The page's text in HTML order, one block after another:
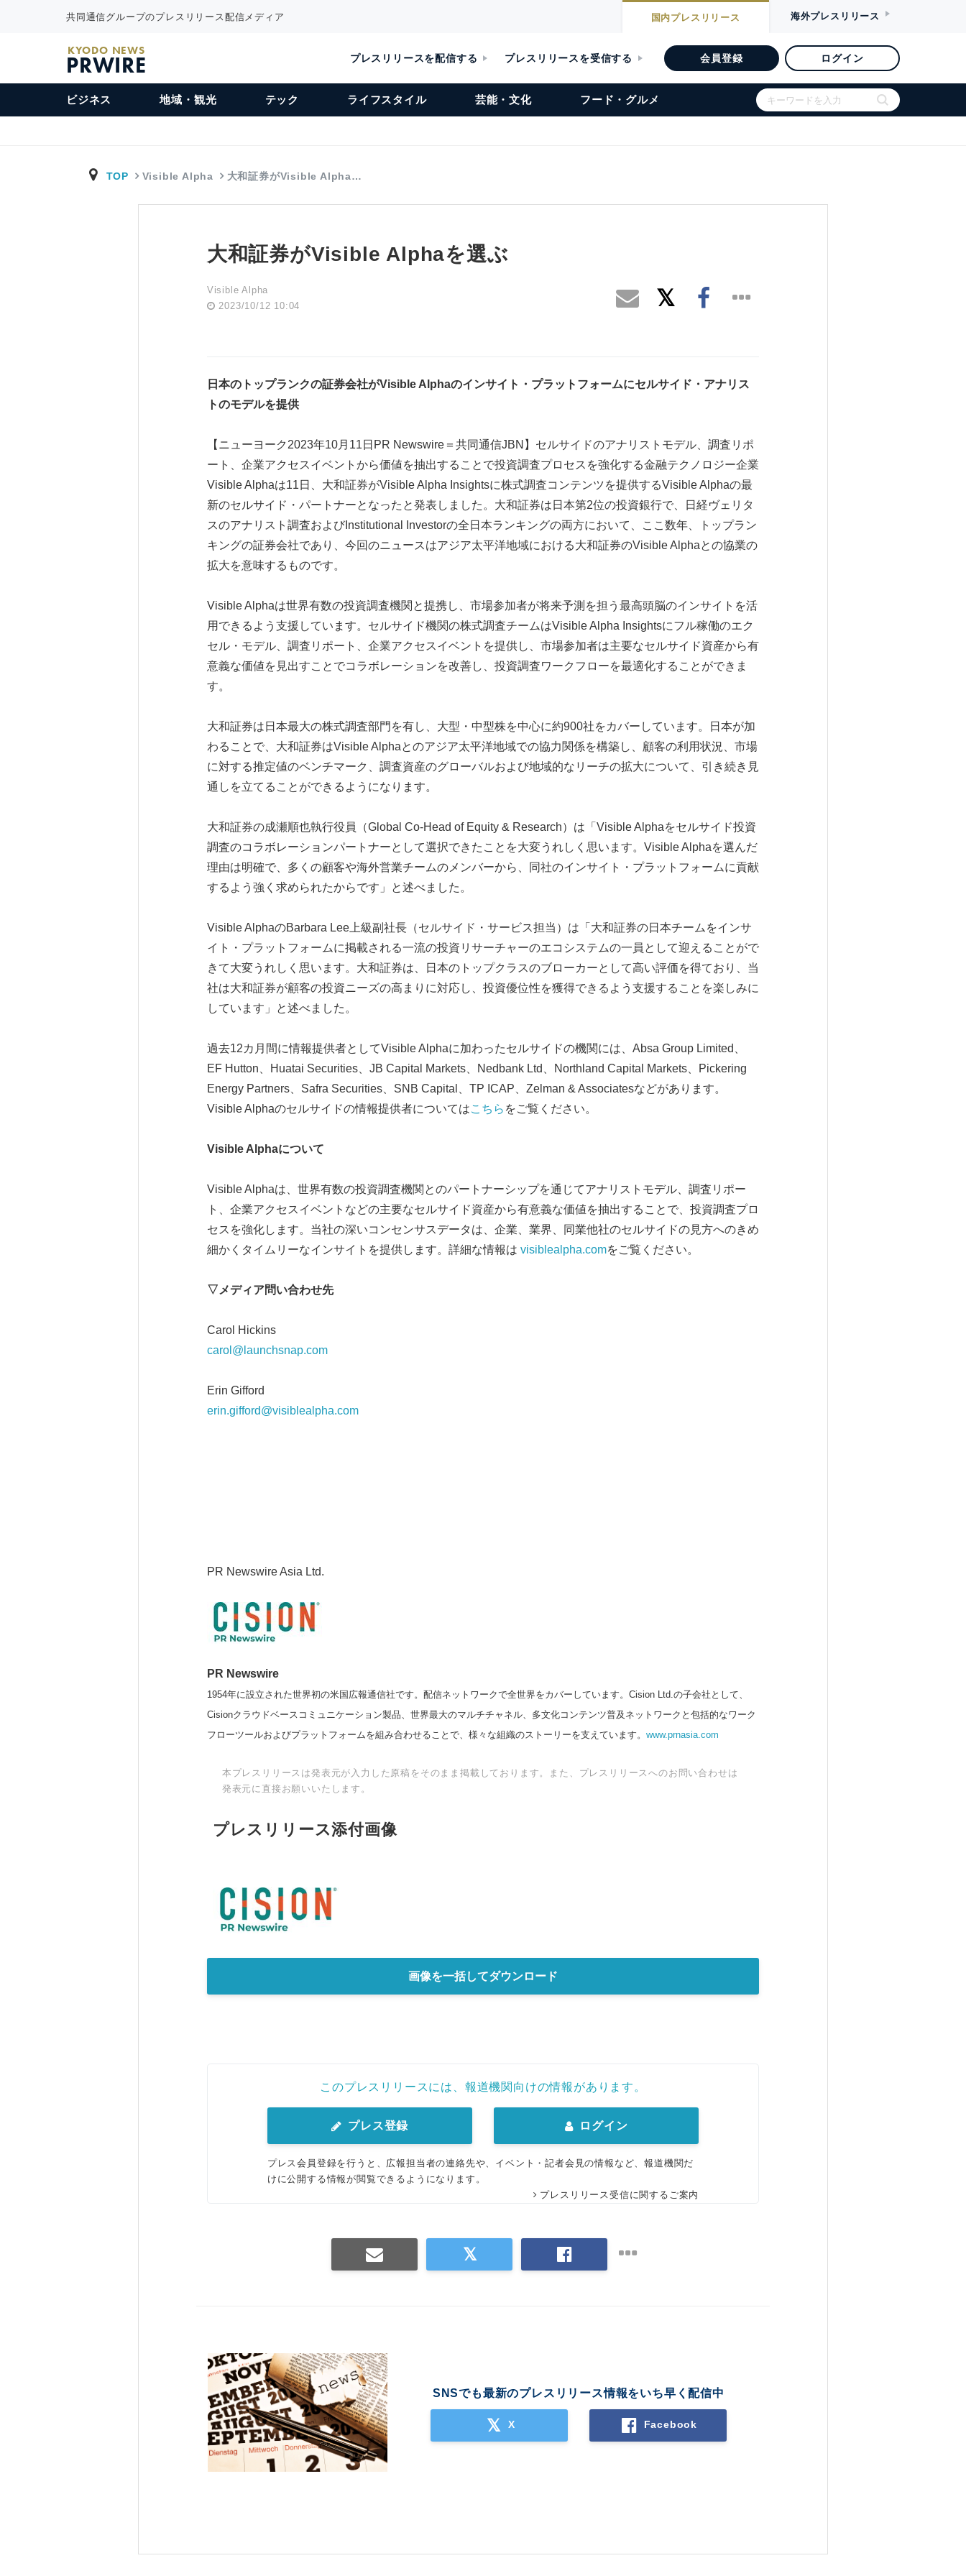
共同通信グループのプレスリリース配信メディア 国内プレスリリース 海外プレスリリース
KYODO NEWS
PRWIRE プレスリリースを配信する プレスリリースを受信する 会員登録 ログイン
ビジネス 地域・観光 テック ライフスタイル 芸能・文化 フード・グルメ
TOP Visible Alpha 大和証券がVisible Alpha…
大和証券がVisible Alphaを選ぶ
Visible Alpha
2023/10/12 10:04
日本のトップランクの証券会社がVisible Alphaのインサイト・プラットフォームにセルサイド・アナリス
トのモデルを提供
【ニューヨーク2023年10月11日PR Newswire＝共同通信JBN】セルサイドのアナリストモデル、調査リポ
ート、企業アクセスイベントから価値を抽出することで投資調査プロセスを強化する金融テクノロジー企業
Visible Alphaは11日、大和証券がVisible Alpha Insightsに株式調査コンテンツを提供するVisible Alphaの最
新のセルサイド・パートナーとなったと発表しました。大和証券は日本第2位の投資銀行で、日経ヴェリタ
スのアナリスト調査およびInstitutional Investorの全日本ランキングの両方において、ここ数年、トップラン
キングの証券会社であり、今回のニュースはアジア太平洋地域における大和証券のVisible Alphaとの協業の
拡大を意味するものです。
Visible Alphaは世界有数の投資調査機関と提携し、市場参加者が将来予測を担う最高頭脳のインサイトを活
用できるよう支援しています。セルサイド機関の株式調査チームはVisible Alpha Insightsにフル稼働のエク
セル・モデル、調査リポート、企業アクセスイベントを提供し、市場参加者は主要なセルサイド資産から有
意義な価値を見出すことでコラボレーションを改善し、投資調査ワークフローを最適化することができま
す。
大和証券は日本最大の株式調査部門を有し、大型・中型株を中心に約900社をカバーしています。日本が加
わることで、大和証券はVisible Alphaとのアジア太平洋地域での協力関係を構築し、顧客の利用状況、市場
に対する推定値のベンチマーク、調査資産のグローバルおよび地域的なリーチの拡大について、引き続き見
通しを立てることができるようになります。
大和証券の成瀬順也執行役員（Global Co-Head of Equity & Research）は「Visible Alphaをセルサイド投資
調査のコラボレーションパートナーとして選択できたことを大変うれしく思います。Visible Alphaを選んだ
理由は明確で、多くの顧客や海外営業チームのメンバーから、同社のインサイト・プラットフォームに貢献
するよう強く求められたからです」と述べました。
Visible AlphaのBarbara Lee上級副社長（セルサイド・サービス担当）は「大和証券の日本チームをインサ
イト・プラットフォームに掲載される一流の投資リサーチャーのエコシステムの一員として迎えることがで
きて大変うれしく思います。大和証券は、日本のトップクラスのブローカーとして高い評価を得ており、当
社は大和証券が顧客の投資ニーズの高まりに対応し、投資優位性を獲得できるよう支援することを楽しみに
しています」と述べました。
過去12カ月間に情報提供者としてVisible Alphaに加わったセルサイドの機関には、Absa Group Limited、
EF Hutton、Huatai Securities、JB Capital Markets、Nedbank Ltd、Northland Capital Markets、Pickering
Energy Partners、Safra Securities、SNB Capital、TP ICAP、Zelman & Associatesなどがあります。
Visible Alphaのセルサイドの情報提供者についてはこちら をご覧ください。
Visible Alphaについて
Visible Alphaは、世界有数の投資調査機関とのパートナーシップを通じてアナリストモデル、調査リポー
ト、企業アクセスイベントなどの主要なセルサイド資産から有意義な価値を抽出することで、投資調査プロ
セスを強化します。当社の深いコンセンサスデータは、企業、業界、同業他社のセルサイドの見方へのきめ
細かくタイムリーなインサイトを提供します。詳細な情報は visiblealpha.comをご覧ください。
▽メディア問い合わせ先
Carol Hickins
carol@launchsnap.com
Erin Gifford
erin.gifford@visiblealpha.com
PR Newswire Asia Ltd.
PR Newswire
1954年に設立された世界初の米国広報通信社です。配信ネットワークで全世界をカバーしています。Cision Ltd.の子会社として、
Cisionクラウドベースコミュニケーション製品、世界最大のマルチチャネル、多文化コンテンツ普及ネットワークと包括的なワーク
フローツールおよびプラットフォームを組み合わせることで、様々な組織のストーリーを支えています。 www.prnasia.com
本プレスリリースは発表元が入力した原稿をそのまま掲載しております。また、プレスリリースへのお問い合わせは
発表元に直接お願いいたします。
プレスリリース添付画像
画像を一括してダウンロード
このプレスリリースには、報道機関向けの情報があります。
プレス登録 ログイン
プレス会員登録を行うと、広報担当者の連絡先や、イベント・記者会見の情報など、報道機関だ
けに公開する情報が閲覧できるようになります。
プレスリリース受信に関するご案内
SNSでも最新のプレスリリース情報をいち早く配信中
X Facebook